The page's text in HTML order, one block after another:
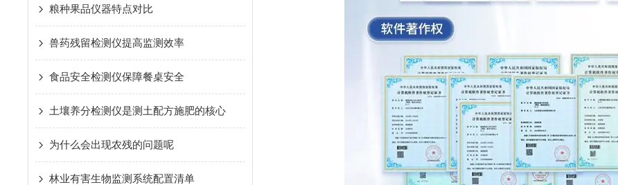
粮种果品仪器特点对比
兽药残留检测仪提高监测效率
食品安全检测仪保障餐桌安全
土壤养分检测仪是测土配方施肥的核心
为什么会出现农残的问题呢
林业有害生物监测系统配置清单